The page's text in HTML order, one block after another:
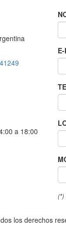
a 18:00
(*)
los derechos